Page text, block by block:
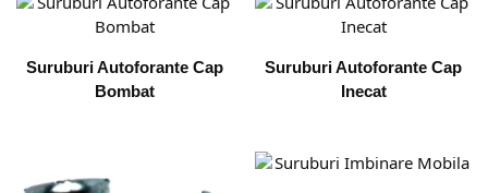
Suruburi Autoforante Cap
Bombat
Suruburi Autoforante Cap
Inecat